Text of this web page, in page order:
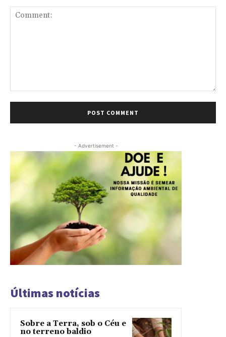
- Advertisement -
Últimas notícias
Sobre a Terra, sob o Céu e
no terreno baldio